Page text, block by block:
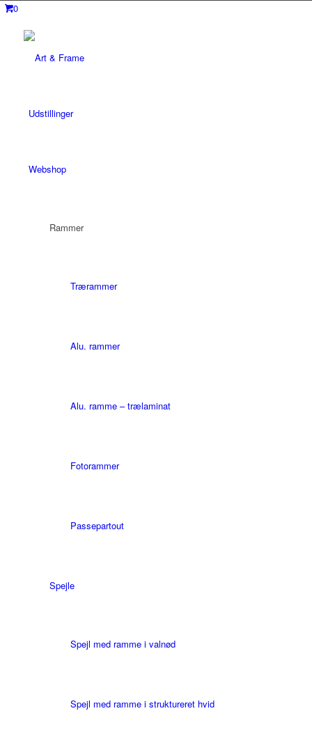
0
Udstillinger
Webshop
Rammer
Trærammer
Alu. rammer
Alu. ramme – trælaminat
Fotorammer
Passepartout
Spejle
Spejl med ramme i valnød
Spejl med ramme i struktureret hvid